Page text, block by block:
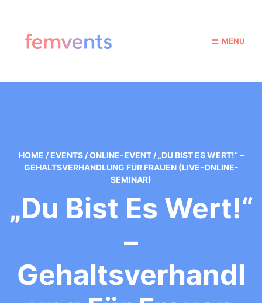
MENU
HOME / EVENTS / ONLINE-EVENT / „DU BIST ES WERT!“ –
GEHALTSVERHANDLUNG FÜR FRAUEN (LIVE-ONLINE-
SEMINAR)
„Du Bist Es Wert!“
–
Gehaltsverhandl